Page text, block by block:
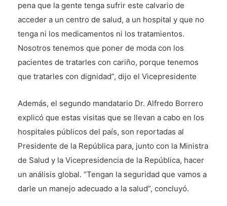
pena que la gente tenga sufrir este calvario de
acceder a un centro de salud, a un hospital y que no
tenga ni los medicamentos ni los tratamientos.
Nosotros tenemos que poner de moda con los
pacientes de tratarles con cariño, porque tenemos
que tratarles con dignidad”, dijo el Vicepresidente
Además, el segundo mandatario Dr. Alfredo Borrero
explicó que estas visitas que se llevan a cabo en los
hospitales públicos del país, son reportadas al
Presidente de la República para, junto con la Ministra
de Salud y la Vicepresidencia de la República, hacer
un análisis global. “Tengan la seguridad que vamos a
darle un manejo adecuado a la salud”, concluyó.